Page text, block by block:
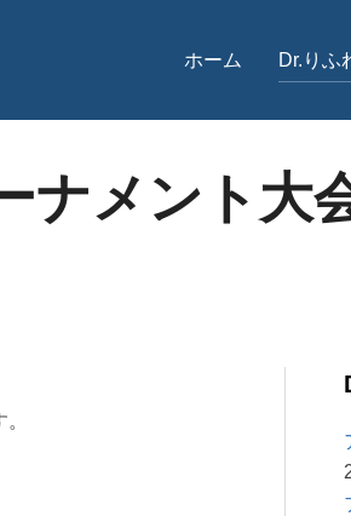
ホーム Dr.りふ
ナメント大